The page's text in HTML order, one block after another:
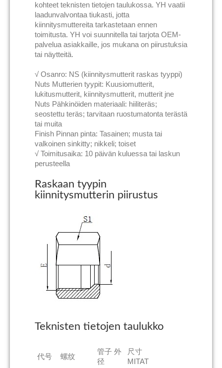
kohteet teknisten tietojen taulukossa. YH vaatii
laadunvalvontaa tiukasti, jotta
kiinnitysmuttereita tarkastetaan ennen
toimitusta. YH voi suunnitella tai tarjota OEM-
palvelua asiakkaille, jos mukana on piirustuksia
tai näytteitä.
√ Osanro: NS (kiinnitysmutterit raskas tyyppi)
Nuts Mutterien tyypit: Kuusiomutterit,
lukitusmutterit, kiinnitysmutterit, mutterit jne
Nuts Pähkinöiden materiaali: hiiliteräs;
seostettu teräs; tarvitaan ruostumatonta terästä
tai muita
Finish Pinnan pinta: Tasainen; musta tai
valkoinen sinkitty; nikkeli; toiset
√ Toimitusaika: 10 päivän kuluessa tai laskun
perusteella
Raskaan tyypin
kiinnitysmutterin piirustus
Teknisten tietojen taulukko
代号 螺纹
管子 外
径
尺寸
MITAT